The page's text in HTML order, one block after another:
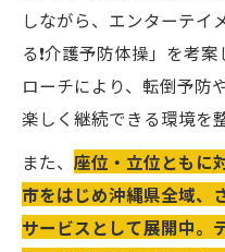
しながら、エンターテイ
る❗️介護予防体操」を考
ローチにより、転倒予防
楽しく継続できる環境を
また、 座位・立位ともに
市をはじめ沖縄県全域、
サービスとして展開中。